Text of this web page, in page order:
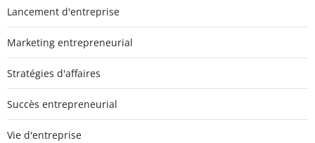
Lancement d'entreprise
Marketing entrepreneurial
Stratégies d'affaires
Succès entrepreneurial
Vie d'entreprise